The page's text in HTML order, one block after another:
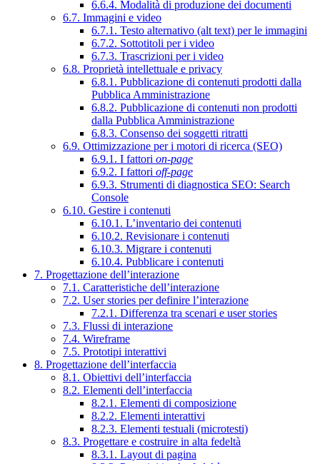
6.6.4. Modalità di produzione dei documenti
6.7. Immagini e video
6.7.1. Testo alternativo (alt text) per le immagini
6.7.2. Sottotitoli per i video
6.7.3. Trascrizioni per i video
6.8. Proprietà intellettuale e privacy
6.8.1. Pubblicazione di contenuti prodotti dalla
Pubblica Amministrazione
6.8.2. Pubblicazione di contenuti non prodotti
dalla Pubblica Amministrazione
6.8.3. Consenso dei soggetti ritratti
6.9. Ottimizzazione per i motori di ricerca (SEO)
6.9.1. I fattori on-page
6.9.2. I fattori off-page
6.9.3. Strumenti di diagnostica SEO: Search
Console
6.10. Gestire i contenuti
6.10.1. L’inventario dei contenuti
6.10.2. Revisionare i contenuti
6.10.3. Migrare i contenuti
6.10.4. Pubblicare i contenuti
7. Progettazione dell’interazione
7.1. Caratteristiche dell’interazione
7.2. User stories per definire l’interazione
7.2.1. Differenza tra scenari e user stories
7.3. Flussi di interazione
7.4. Wireframe
7.5. Prototipi interattivi
8. Progettazione dell’interfaccia
8.1. Obiettivi dell’interfaccia
8.2. Elementi dell’interfaccia
8.2.1. Elementi di composizione
8.2.2. Elementi interattivi
8.2.3. Elementi testuali (microtesti)
8.3. Progettare e costruire in alta fedeltà
8.3.1. Layout di pagina